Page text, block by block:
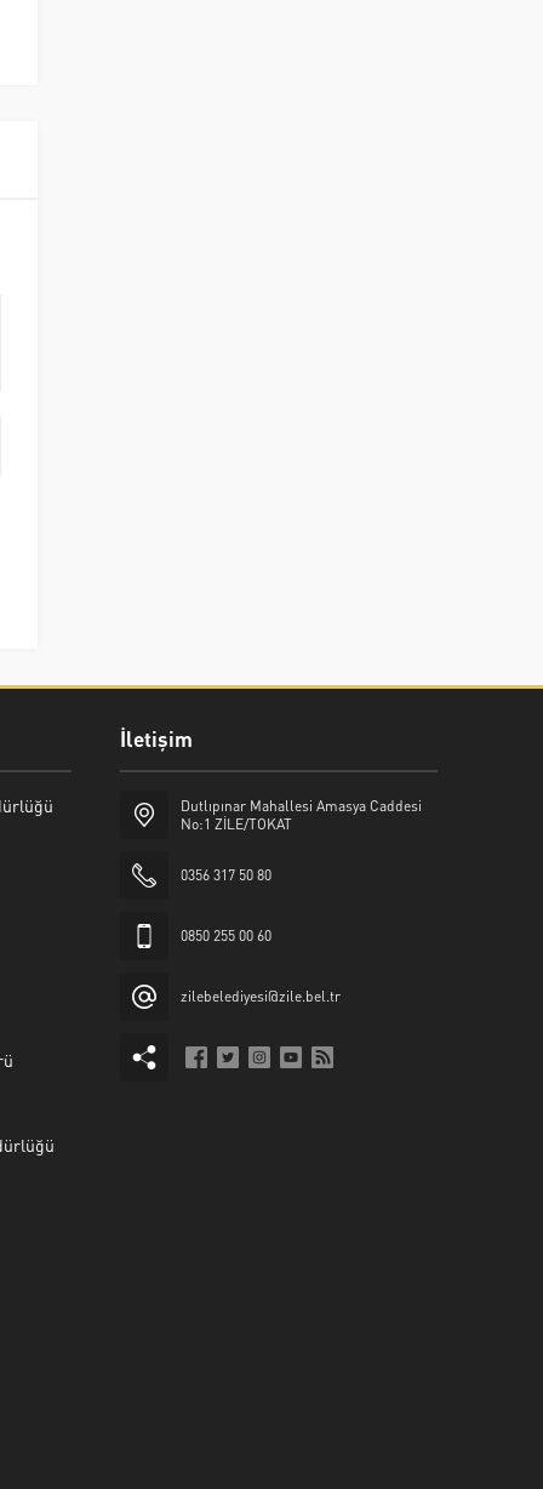
İletişim
Dutlıpınar Mahallesi Amasya Caddesi
No:1 ZİLE/TOKAT
0356 317 50 80
0850 255 00 60
zilebelediyesi@zile.bel.tr